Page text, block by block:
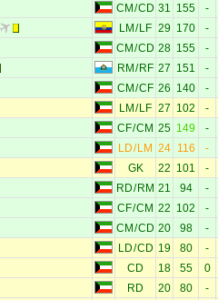
CM /CD 31 155 -
LM / LF 29 170 -
CM /CD 28 155 -
RM / RF 27 151 -
CM /CF 26 140 -
LM / LF 27 102 -
CF/CM 25 149 -
LD/ LM 24 116 -
GK 22 101 -
RD/ RM 21 94 -
CF/CM 22 102 -
CM /CD 20 98 -
LD/CD 19 80 -
CD 18 55 0
RD 20 80 -